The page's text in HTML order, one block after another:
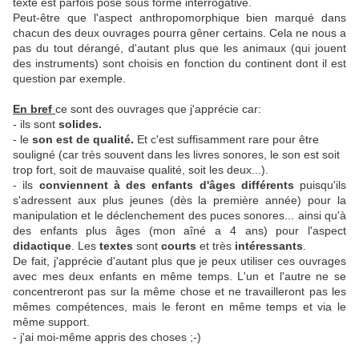
Peut-être que l'aspect anthropomorphique bien marqué dans
chacun des deux ouvrages pourra gêner certains. Cela ne nous a
pas du tout dérangé, d'autant plus que les animaux (qui jouent
des instruments) sont choisis en fonction du continent dont il est
question par exemple.
En bref ce sont des ouvrages que j'apprécie car:
- ils sont solides.
- le son est de qualité. Et c'est suffisamment rare pour être
souligné (car très souvent dans les livres sonores, le son est soit
trop fort, soit de mauvaise qualité, soit les deux...).
- ils conviennent à des enfants d'âges différents puisqu'ils
s'adressent aux plus jeunes (dès la première année) pour la
manipulation et le déclenchement des puces sonores... ainsi qu'à
des enfants plus âges (mon aîné a 4 ans) pour l'aspect
didactique . Les textes sont courts et très intéressants
De fait, j'apprécie d'autant plus que je peux utiliser ces ouvrages
avec mes deux enfants en même temps. L'un et l'autre ne se
concentreront pas sur la même chose et ne travailleront pas les
mêmes compétences, mais le feront en même temps et via le
même support.
- j'ai moi-même appris des choses ;-)